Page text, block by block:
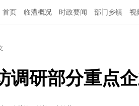
首页 临澧概况 时政要闻 部门乡镇 视
调研部分重点